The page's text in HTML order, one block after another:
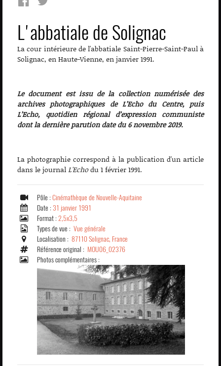
L'abbatiale de Solignac
La cour intérieure de l'abbatiale Saint-Pierre-Saint-Paul à
Solignac, en Haute-Vienne, en janvier 1991.
Le document est issu de la collection numérisée des
archives photographiques de L’Echo du Centre, puis
L’Echo, quotidien régional d’expression communiste
dont la dernière parution date du 6 novembre 2019.
La photographie correspond à la publication d'un article
dans le journalL'Echodu 1 février 1991.
Pôle : Cinémathèque de Nouvelle-Aquitaine
Date : 31 janvier 1991
Format : 2,5x3,5
Types de vue : Vue générale
Localisation : 87110 Solignac, France
Référence original : MOU06_02376
Photos complémentaires :